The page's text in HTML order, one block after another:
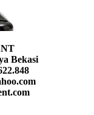
Bekasi